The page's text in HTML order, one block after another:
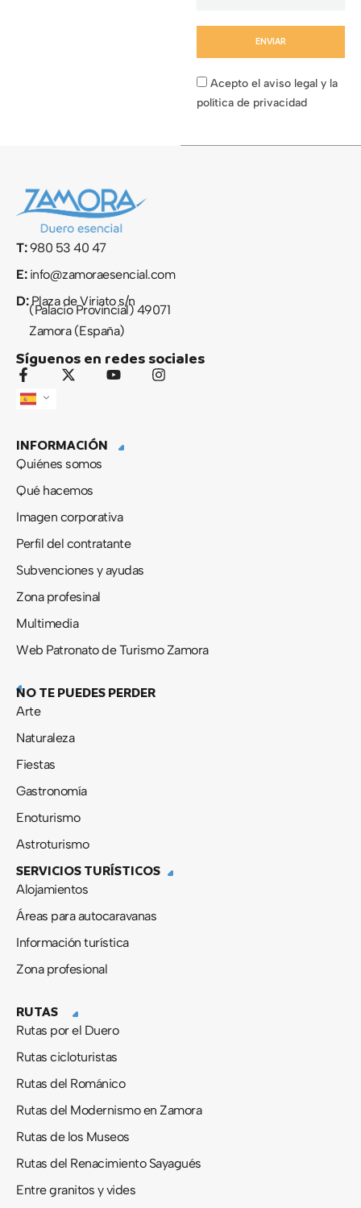
Acepto el aviso legal y la
política de privacidad
ENVIAR
T:980 53 40 47
E:info@zamoraesencial.com
D:Plaza de Viriato s/n
(Palacio Provincial) 49071
Zamora (España)
Síguenos en redes sociales
F
c
o
o
-
X
t
t
r
Y
b
I
INFORMACIÓN
Quiénes somos
Qué hacemos
Imagen corporativa
Perfil del contratante
Subvenciones y ayudas
Zona profesinal
Multimedia
Web Patronato de Turismo Zamora
NO TE PUEDES PERDER
Arte
Naturaleza
Fiestas
Gastronomía
Enoturismo
Astroturismo
SERVICIOS TURÍSTICOS
Alojamientos
Áreas para autocaravanas
Información turística
Zona profesional
RUTAS
Rutas por el Duero
Rutas cicloturistas
Rutas del Románico
Rutas del Modernismo en Zamora
Rutas de los Museos
Rutas del Renacimiento Sayagués
Entre granitos y vides